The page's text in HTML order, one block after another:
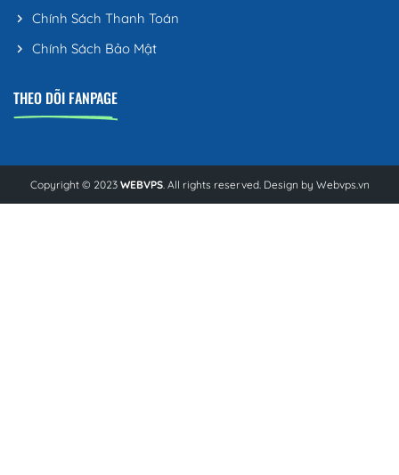
Chính Sách Thanh Toán
Chính Sách Bảo Mật
THEO DÕI FANPAGE
Copyright © 2023 WEBVPS. All rights reserved. Design by Webvps.vn